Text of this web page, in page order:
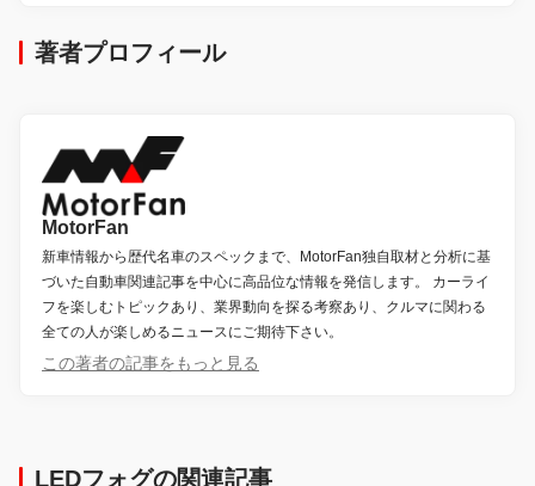
著者プロフィール
MotorFan
新車情報から歴代名車のスペックまで、MotorFan独自取材と分析に基
づいた自動車関連記事を中心に高品位な情報を発信します。 カーライ
フを楽しむトピックあり、業界動向を探る考察あり、クルマに関わる
全ての人が楽しめるニュースにご期待下さい。
この著者の記事をもっと見る
LEDフォグの関連記事